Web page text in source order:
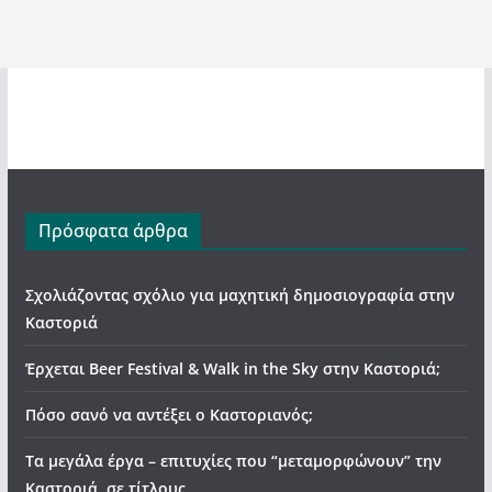
Πρόσφατα άρθρα
Σχολιάζοντας σχόλιο για μαχητική δημοσιογραφία στην
Καστοριά
Έρχεται Beer Festival & Walk in the Sky στην Καστοριά;
Πόσο σανό να αντέξει ο Καστοριανός;
Τα μεγάλα έργα – επιτυχίες που “μεταμορφώνουν” την
Καστοριά, σε τίτλους